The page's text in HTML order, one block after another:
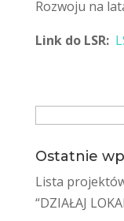
Rozwoju na
Link do LSR:
Ostatnie
Lista
“DZIAŁAJ